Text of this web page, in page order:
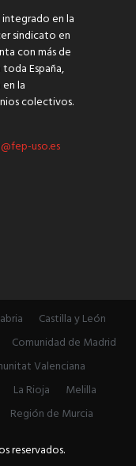
en la
sindicato en
con más de
España,
la
colectivos.
uso.es
Castilla y León
Comunidad de Madrid
Valenciana
La Rioja
Melilla
Región de Murcia
reservados.